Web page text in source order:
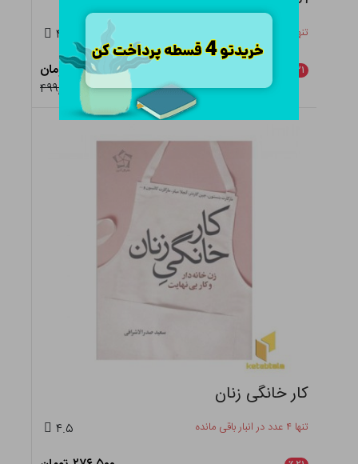
تنها ۴ عدد در انبار باقی مانده ۴.۵
۲۱
۳۹۴,۹۲۱ تومان
۴۹۹,۹۰۰
افزودن به سبد
کار خانگی زنان
تنها ۴ عدد در انبار باقی مانده ۴.۵